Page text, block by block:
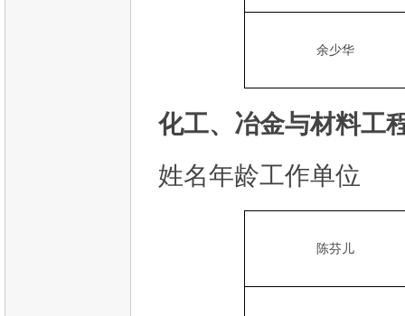
余少华
化工、冶金与材料工
姓名年龄工作单位
陈芬儿